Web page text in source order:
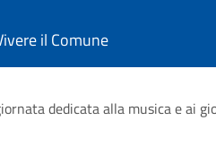
il Comune
dedicata alla musica e ai